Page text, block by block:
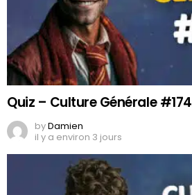
Quiz – Culture Générale #174
byDamien
il y a environ 3 jours